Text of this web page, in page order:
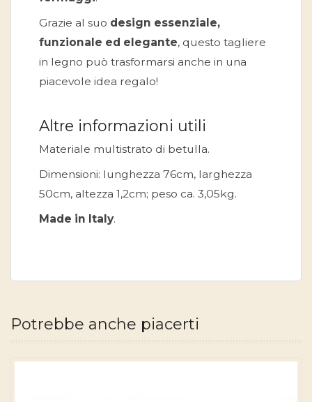
Grazie al suo design essenziale,
funzionale ed elegante, questo tagliere
in legno può trasformarsi anche in una
piacevole idea regalo!
Altre informazioni utili
Materiale multistrato di betulla.
Dimensioni: lunghezza 76cm, larghezza
50cm, altezza 1,2cm; peso ca. 3,05kg.
Made in Italy.
Potrebbe anche piacerti